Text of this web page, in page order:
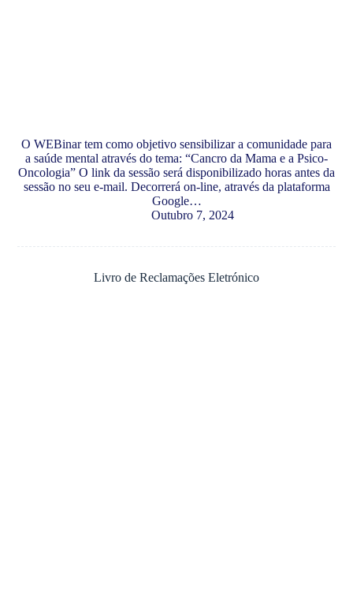
O WEBinar tem como objetivo sensibilizar a comunidade para
a saúde mental através do tema: “Cancro da Mama e a Psico-
Oncologia” O link da sessão será disponibilizado horas antes da
sessão no seu e-mail. Decorrerá on-line, através da plataforma
Google…
Outubro 7, 2024
Livro de Reclamações Eletrónico